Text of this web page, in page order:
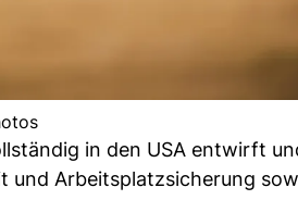
in den USA entwirft
und Arbeitsplatzsicherung